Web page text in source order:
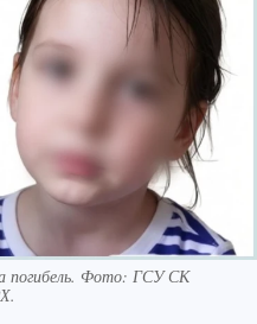
погибель. Фото: ГСУ СК